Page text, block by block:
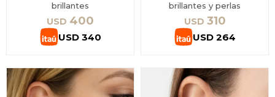
brillantes
USD 400
USD 340
brillantes y perlas
USD 310
USD 264